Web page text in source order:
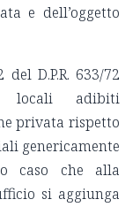
e dell’oggetto
D.P.R. 633/72
locali adibiti
privata rispetto
genericamente
caso che alla
si aggiunga